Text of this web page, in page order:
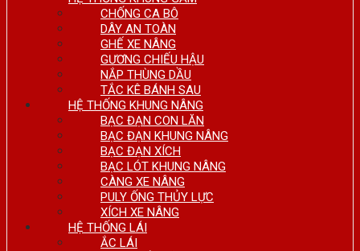
CHỐNG CA BÔ
DÂY AN TOÀN
GHẾ XE NÂNG
GƯƠNG CHIẾU HẬU
NẮP THÙNG DẦU
TẮC KÊ BÁNH SAU
HỆ THỐNG KHUNG NÂNG
BẠC ĐẠN CON LĂN
BẠC ĐẠN KHUNG NÂNG
BẠC ĐẠN XÍCH
BẠC LÓT KHUNG NÂNG
CÀNG XE NÂNG
PULY ỐNG THỦY LỰC
XÍCH XE NÂNG
HỆ THỐNG LÁI
ẮC LÁI